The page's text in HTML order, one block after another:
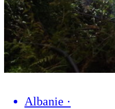
Albanie ·